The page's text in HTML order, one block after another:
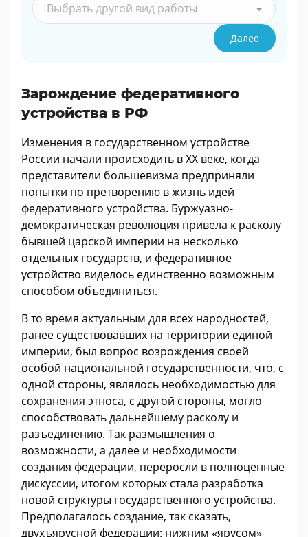
Выбрать другой вид работы
Далее
Зарождение федеративного
устройства в РФ
Изменения в государственном устройстве
России начали происходить в ХХ веке, когда
представители большевизма предприняли
попытки по претворению в жизнь идей
федеративного устройства. Буржуазно-
демократическая революция привела к расколу
бывшей царской империи на несколько
отдельных государств, и федеративное
устройство виделось единственно возможным
способом объединиться.
В то время актуальным для всех народностей,
ранее существовавших на территории единой
империи, был вопрос возрождения своей
особой национальной государственности, что, с
одной стороны, являлось необходимостью для
сохранения этноса, с другой стороны, могло
способствовать дальнейшему расколу и
разъединению. Так размышления о
возможности, а далее и необходимости
создания федерации, переросли в полноценные
дискуссии, итогом которых стала разработка
новой структуры государственного устройства.
Предполагалось создание, так сказать,
двухъярусной федерации: нижним «ярусом»